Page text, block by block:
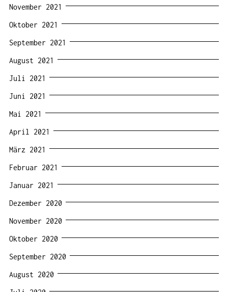
November 2021
Oktober 2021
September 2021
August 2021
Juli 2021
Juni 2021
Mai 2021
April 2021
März 2021
Februar 2021
Januar 2021
Dezember 2020
November 2020
Oktober 2020
September 2020
August 2020